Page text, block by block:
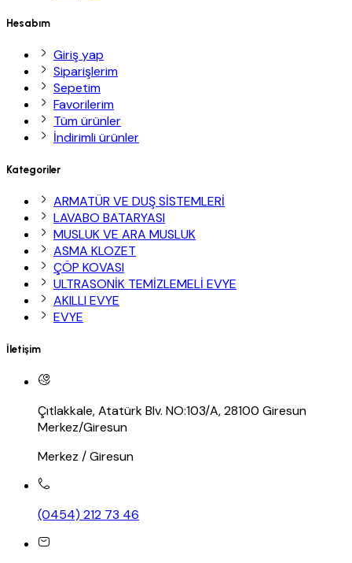
Hesabım
Giriş yap
Siparişlerim
Sepetim
Favorilerim
Tüm ürünler
İndirimli ürünler
Kategoriler
ARMATÜR VE DUŞ SİSTEMLERİ
LAVABO BATARYASI
MUSLUK VE ARA MUSLUK
ASMA KLOZET
ÇÖP KOVASI
ULTRASONİK TEMİZLEMELİ EVYE
AKILLI EVYE
EVYE
İletişim
Çıtlakkale, Atatürk Blv. NO:103/A, 28100 Giresun
Merkez/Giresun
Merkez / Giresun
(0454) 212 73 46